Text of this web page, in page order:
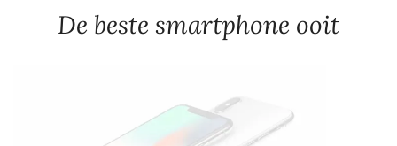
De beste smartphone ooit